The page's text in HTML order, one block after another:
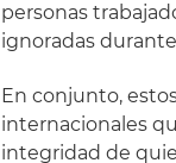
personas
ignoradas
En conjunto,
internacionales
integridad de